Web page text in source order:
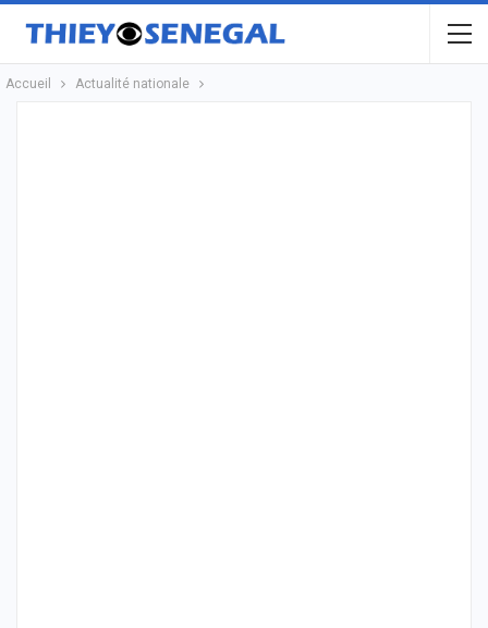
Accueil Actualité nationale